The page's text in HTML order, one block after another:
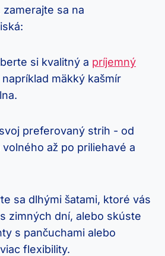
⁢sa na
si kvalitný a príjemný
‌napríklad mäkký kašmír​
preferovaný strih ⁤- od
až po priliehavé ​a
sa dlhými šatami, ktoré vás
zimných dní, alebo skúste
s ⁢pančuchami alebo
flexibility.